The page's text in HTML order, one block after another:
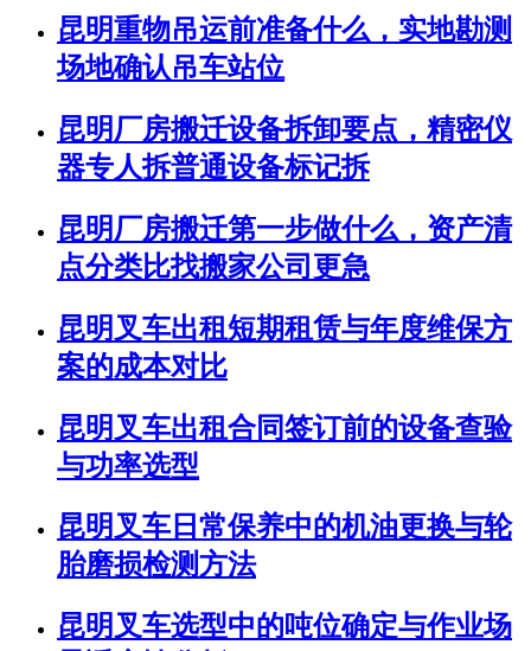
昆明重物吊运前准备什么，实地勘测
场地确认吊车站位
昆明厂房搬迁设备拆卸要点，精密仪
器专人拆普通设备标记拆
昆明厂房搬迁第一步做什么，资产清
点分类比找搬家公司更急
昆明叉车出租短期租赁与年度维保方
案的成本对比
昆明叉车出租合同签订前的设备查验
与功率选型
昆明叉车日常保养中的机油更换与轮
胎磨损检测方法
昆明叉车选型中的吨位确定与作业场